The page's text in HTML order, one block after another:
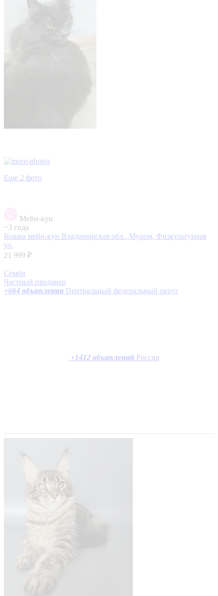
Еще 2 фото
Мейн-кун
~3 года
Кошка мейн-кун Владимирская обл., Муром, Физкультурная
ул.
21 999 ₽
Семён
Частный продавец
+664 объявления Центральный федеральный округ
+1412 объявлений Россия